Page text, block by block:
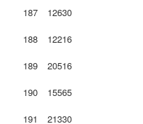
187
12630
188
12216
189
20516
190
15565
191
21330